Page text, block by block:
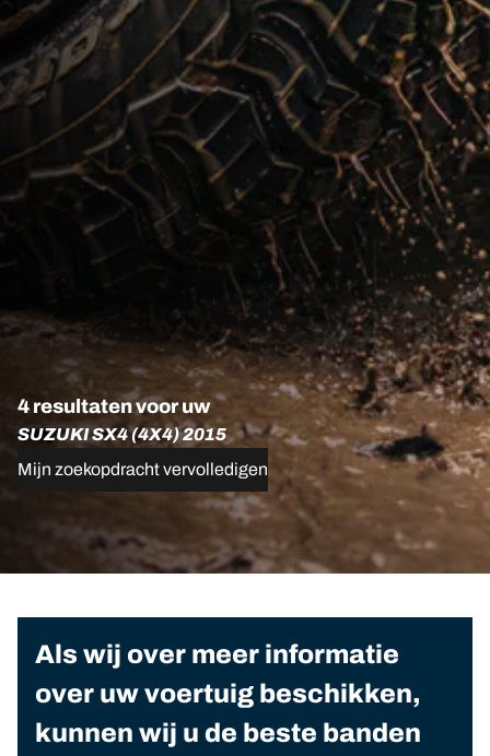
4 resultaten voor uw
SUZUKI SX4 (4X4) 2015
Mijn zoekopdracht vervolledigen
Als wij over meer informatie
over uw voertuig beschikken,
kunnen wij u de beste banden